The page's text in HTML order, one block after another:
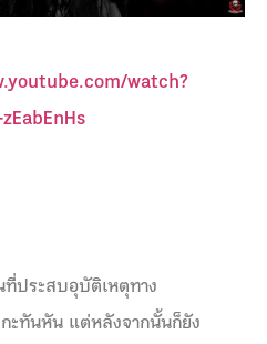
watch?
ประสบอุบัติเหตุทาง
ะทันหัน แต่หลังจากนั้นก็ยัง